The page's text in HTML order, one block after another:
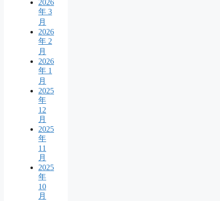
2026
年 3
月
2026
年 2
月
2026
年 1
月
2025
年
12
月
2025
年
11
月
2025
年
10
月